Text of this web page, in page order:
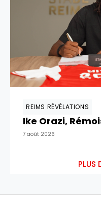
REIMS RÉVÉLATIONS
Ike Orazi,
7 août 2026
PLUS